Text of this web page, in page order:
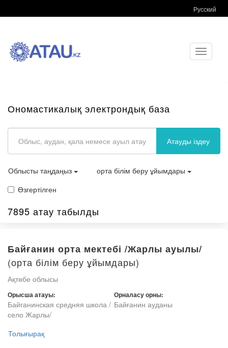
Русский
Toggle
Ономастикалық электрондық база
Атауды іздеу
Облысты таңдаңыз
орта білім беру ұйымдары
Өзгертілген
7895 атау табылды
Байғанин орта мектебі /Жарлы ауылы/
(орта білім беру ұйымдары)
Ақтөбе облысы
Орысша атауы:
Байганинская средняя школа /
село Жарлы/
Орналасу орны:
Байғанин ауданы
Толығырақ